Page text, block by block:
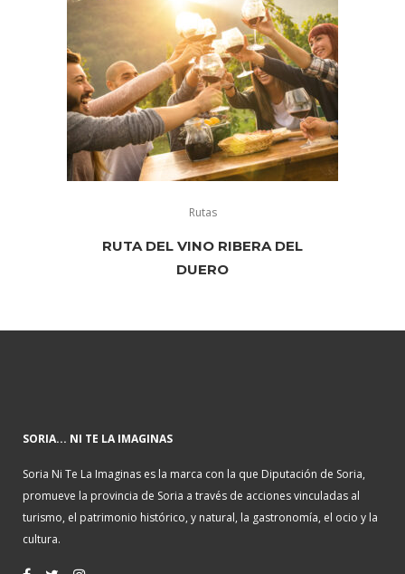
Rutas
RUTA DEL VINO RIBERA DEL
DUERO
SORIA... NI TE LA IMAGINAS
Soria Ni Te La Imaginas es la marca con la que Diputación de Soria,
promueve la provincia de Soria a través de acciones vinculadas al
turismo, el patrimonio histórico, y natural, la gastronomía, el ocio y la
cultura.